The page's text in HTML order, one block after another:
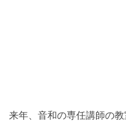
来年、音和の専任講師の教